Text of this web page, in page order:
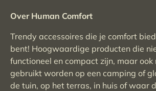
Over Human Comfort
Trendy accessoires die je comfort
bent! Hoogwaardige producten die
functioneel en compact zijn, maar ook
gebruikt worden op een camping of
de tuin, op het terras, in huis of waar